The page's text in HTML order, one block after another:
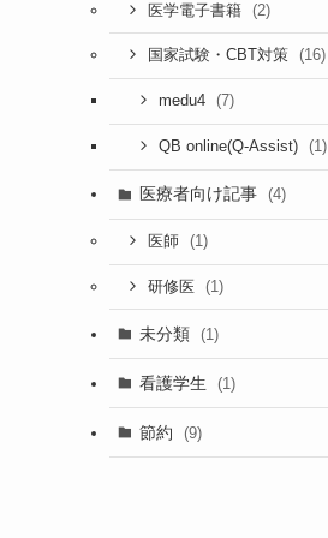
医学電子書籍 (2)
国家試験・CBT対策 (16)
medu4 (7)
QB online(Q-Assist) (1)
医療者向け記事 (4)
医師 (1)
研修医 (1)
未分類 (1)
看護学生 (1)
節約 (9)